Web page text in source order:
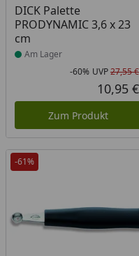
DICK Palette
PRODYNAMIC 3,6 x 23
cm
Produkt am Lager
Am Lager
-60% UVP27,55 €
10,95 €
Zum Produkt
-61%